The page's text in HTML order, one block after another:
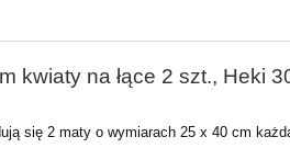
kwiaty na łące 2 szt., Heki
się 2 maty o wymiarach 25 x 40 cm